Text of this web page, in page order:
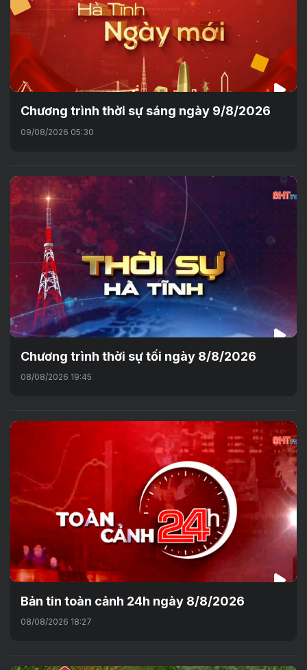
Chương trình thời sự sáng ngày 9/8/2026
09/08/2026 05:30
Chương trình thời sự tối ngày 8/8/2026
08/08/2026 19:45
Bản tin toàn cảnh 24h ngày 8/8/2026
08/08/2026 18:27